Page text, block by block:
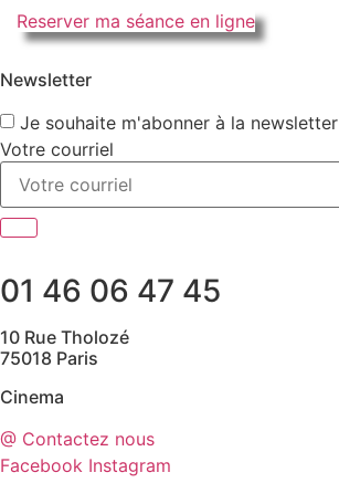
Reserver ma séance en ligne
Newsletter
Je souhaite m'abonner à la newsletter
Votre courriel
01 46 06 47 45
10 Rue Tholozé
75018 Paris
Cinema
@ Contactez nous
Facebook Instagram